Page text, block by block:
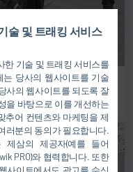
술 및 트래킹 서비스
한 기술 및 트래킹 서비스를
는 당사의 웹사이트를 기술
사의 웹사이트를 되도록 잘
을 바탕으로 이를 개선하는
추어 컨텐츠와 마케팅을 제
러분의 동의가 필요합니다.
삼의 제공자(예를 들어
PRO)와 협력합니다. 또한
사이트에서도 광고를 수신